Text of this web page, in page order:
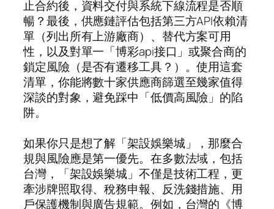
止合約後，資料交付與系統下線流程是否順
暢？最後，供應鏈評估包括第三方API依賴清
單（列出所有上游廠商）、替代方案可用
性，以及對單一「博彩api接口」或聚合商的
鎖定風險（是否有遷移工具？）。使用這套
清單，你能將數十家供應商篩選至幾家值得
深談的對象，避免踩中「低價高風險」的陷
阱。
如果你只是想了解「架設娛樂城」，那麼合
規與風險應是第一優先。在多數法域，包括
台灣，「架設娛樂城」不僅是技術工程，更
牽涉牌照取得、稅務申報、反洗錢措施、用
戶保護機制與廣告規範。例如，台灣的《博